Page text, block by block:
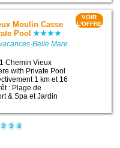
Moulin Casse
Pool
Belle Mare
Chemin Vieux
with Private Pool
1 km et 16
: Plage de
& Spa et Jardin
VOIR
L'OFFRE
2 3 4